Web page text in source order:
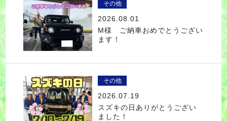
その他
2026.08.01
M様 ご納車おめでとうござい
ます！
その他
2026.07.19
スズキの日ありがとうござい
ました！